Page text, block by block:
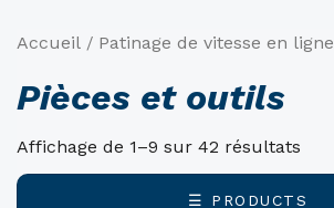
Accueil / Patinage de vitesse en ligne
Pièces et outils
Affichage de 1–9 sur 42 résultats
☰ PRODUCTS